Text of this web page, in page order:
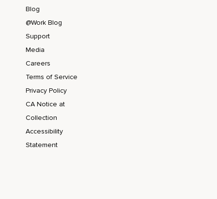
Blog
@Work Blog
Support
Media
Careers
Terms of Service
Privacy Policy
CA Notice at
Collection
Accessibility
Statement